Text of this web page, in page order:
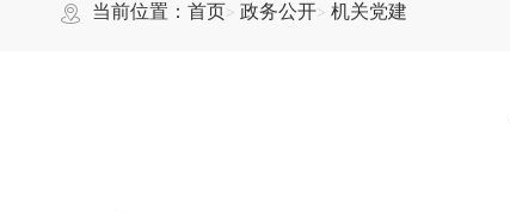
当前位置：首页 政务公开 机关党建